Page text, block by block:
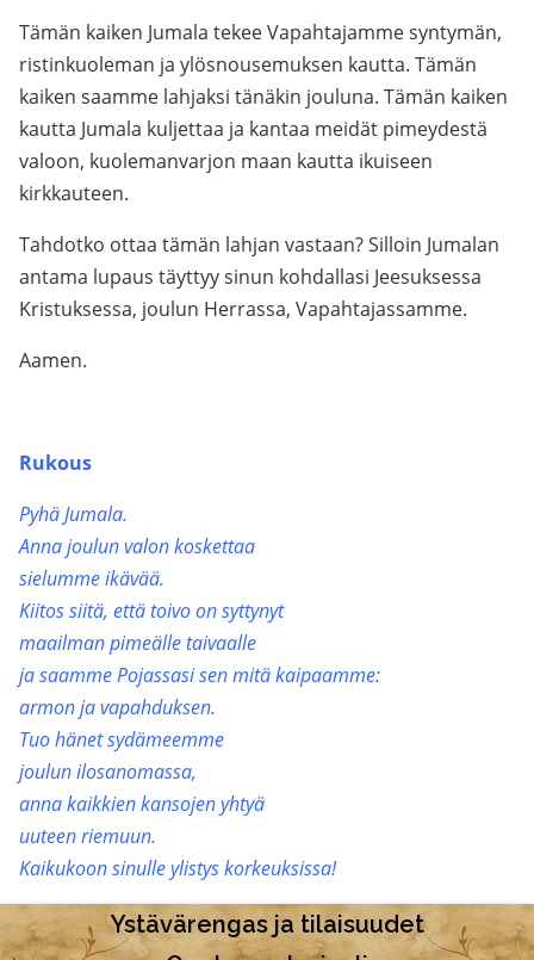
Tämän kaiken Jumala tekee Vapahtajamme syntymän,
ristinkuoleman ja ylösnousemuksen kautta. Tämän
kaiken saamme lahjaksi tänäkin jouluna. Tämän kaiken
kautta Jumala kuljettaa ja kantaa meidät pimeydestä
valoon, kuolemanvarjon maan kautta ikuiseen
kirkkauteen.
Tahdotko ottaa tämän lahjan vastaan? Silloin Jumalan
antama lupaus täyttyy sinun kohdallasi Jeesuksessa
Kristuksessa, joulun Herrassa, Vapahtajassamme.
Aamen.
Rukous
Pyhä Jumala.
Anna joulun valon koskettaa
sielumme ikävää.
Kiitos siitä, että toivo on syttynyt
maailman pimeälle taivaalle
ja saamme Pojassasi sen mitä kaipaamme:
armon ja vapahduksen.
Tuo hänet sydämeemme
joulun ilosanomassa,
anna kaikkien kansojen yhtyä
uuteen riemuun.
Kaikukoon sinulle ylistys korkeuksissa!
Ystävärengas ja tilaisuudet